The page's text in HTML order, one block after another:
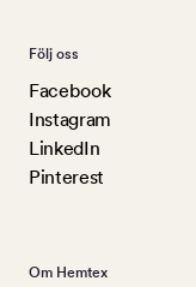
Följ oss
Facebook
Instagram
LinkedIn
Pinterest
Om Hemtex